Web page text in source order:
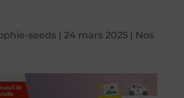
seeds| 24 mars 2025| Nos